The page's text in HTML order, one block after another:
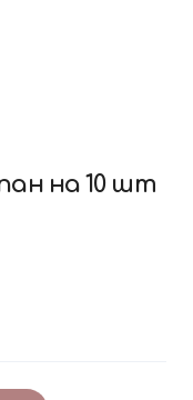
на 10 шт